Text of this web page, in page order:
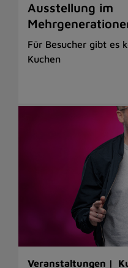
Ausstellung im
Für Besucher gibt es
Kuchen
Veranstaltungen |